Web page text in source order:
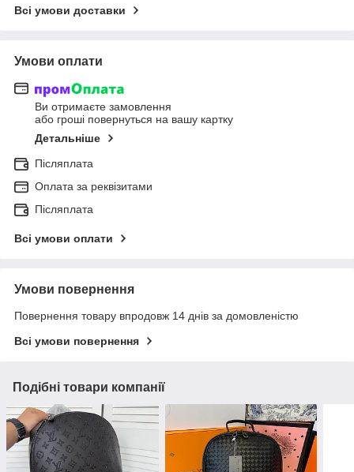
Всі умови доставки
Умови оплати
Ви отримаєте замовлення
або гроші повернуться на вашу картку
Детальніше
Післяплата
Оплата за реквізитами
Післяплата
Всі умови оплати
Умови повернення
Повернення товару впродовж 14 днів за домовленістю
Всі умови повернення
Подібні товари компанії